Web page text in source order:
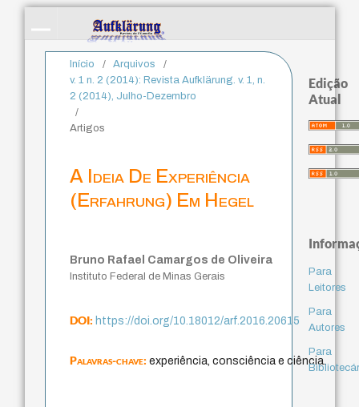
Início / Arquivos
/
v. 1 n. 2 (2014): Revista Aufklärung. v. 1, n.
2 (2014), Julho-Dezembro
/
Artigos
A Ideia De Experiência
(Erfahrung) Em Hegel
Bruno Rafael Camargos de Oliveira
Instituto Federal de Minas Gerais
DOI:https://doi.org/10.18012/arf.2016.20615
Palavras-chave:experiência, consciência e ciência.
Edição
Atual
Para
Leitores
Para
Autores
Para